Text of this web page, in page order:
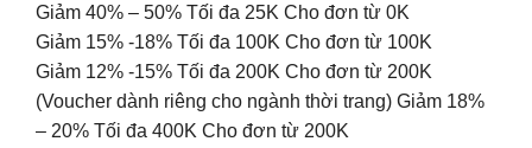
Giảm 40% – 50% Tối đa 25K Cho đơn từ 0K
Giảm 15% -18% Tối đa 100K Cho đơn từ 100K
Giảm 12% -15% Tối đa 200K Cho đơn từ 200K
(Voucher dành riêng cho ngành thời trang) Giảm 18%
– 20% Tối đa 400K Cho đơn từ 200K